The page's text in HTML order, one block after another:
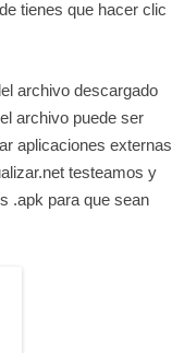
tienes que hacer clic
archivo descargado
archivo puede ser
aplicaciones externas
testeamos y
.apk para que sean